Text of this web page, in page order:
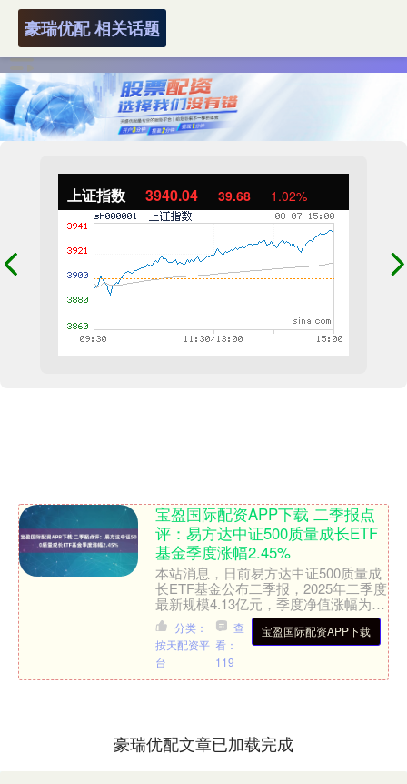
上证指数 3940.04 39.68 1.02%
豪瑞优配 相关话题
宝盈国际配资APP下载 二季报点
评：易方达中证500质量成长ETF
基金季度涨幅2.45%
本站消息，日前易方达中证500质量成
长ETF基金公布二季报，2025年二季度
最新规模4.13亿元，季度净值涨幅为
2.45%。 从业绩表现来看，易方达中证
500质....
宝盈国际配资APP下载
分类：
按天配资平
台
查
看：
119
豪瑞优配文章已加载完成